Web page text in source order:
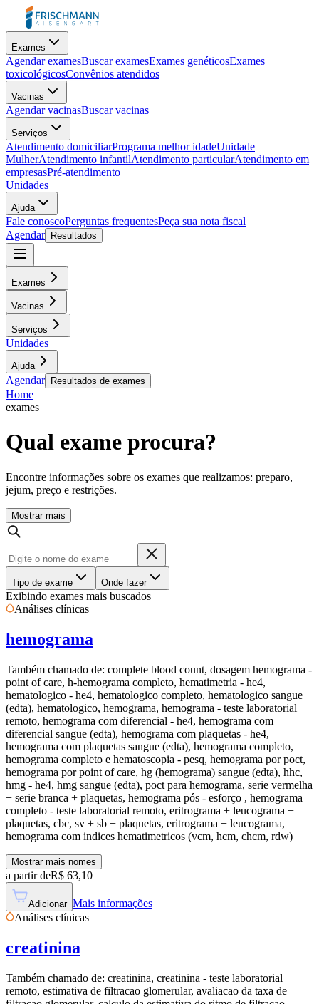
Exames
Agendar examesBuscar examesExames genéticosExames
toxicológicosConvênios atendidos
Vacinas
Agendar vacinasBuscar vacinas
Serviços
Atendimento domiciliarPrograma melhor idadeUnidade
MulherAtendimento infantilAtendimento particularAtendimento em
empresasPré-atendimento
Unidades
Ajuda
Fale conoscoPerguntas frequentesPeça sua nota fiscal
Agendar
Resultados
Exames
Vacinas
Serviços
Unidades
Ajuda
Agendar Resultados de exames
Home
exames
Qual exame procura?
Encontre informações sobre os exames que realizamos: preparo,
jejum, preço e restrições.
Mostrar mais
Tipo de exame Onde fazer
Exibindo exames mais buscados
Análises clínicas
hemograma
Também chamado de: complete blood count, dosagem hemograma -
point of care, h-hemograma completo, hematimetria - he4,
hematologico - he4, hematologico completo, hematologico sangue
(edta), hematologico, hemograma, hemograma - teste laboratorial
remoto, hemograma com diferencial - he4, hemograma com
diferencial sangue (edta), hemograma com plaquetas - he4,
hemograma com plaquetas sangue (edta), hemograma completo,
hemograma completo e hematoscopia - pesq, hemograma por poct,
hemograma por point of care, hg (hemograma) sangue (edta), hhc,
hmg - he4, hmg sangue (edta), poct para hemograma, serie vermelha
+ serie branca + plaquetas, hemograma pós - esforço , hemograma
completo - teste laboratorial remoto, eritrograma + leucograma +
plaquetas, cbc, sv + sb + plaquetas, eritrograma + leucograma,
hemograma com indices hematimetricos (vcm, hcm, chcm, rdw)
Mostrar mais nomes
a partir deR$ 63,10
Adicionar Mais informações
Análises clínicas
creatinina
Também chamado de: creatinina, creatinina - teste laboratorial
remoto, estimativa de filtracao glomerular, avaliacao da taxa de